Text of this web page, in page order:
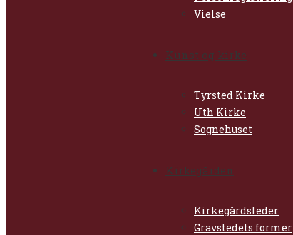
Vielse
Kunst og kirke
Tyrsted Kirke
Uth Kirke
Sognehuset
Kirkegården
Kirkegårdsleder
Gravstedets former